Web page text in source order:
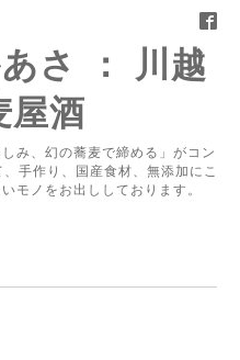
さ ： 川越
屋酒
み、幻の蕎麦で締める」がコン
手作り、国産食材、無添加にこ
モノをお出ししております。